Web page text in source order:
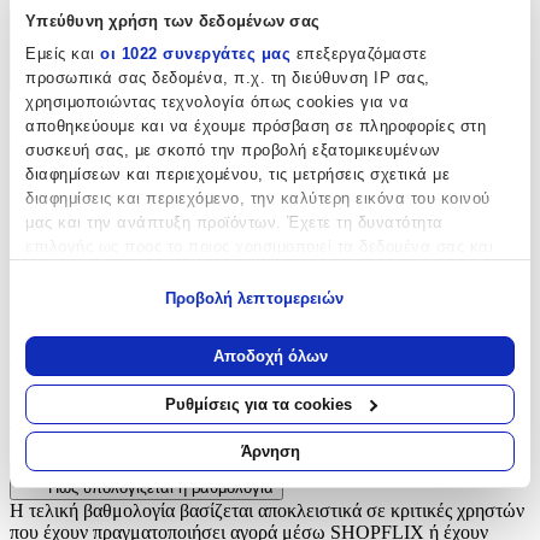
Υπεύθυνη χρήση των δεδομένων σας
Εμείς και οι 1022 συνεργάτες μας επεξεργαζόμαστε
προσωπικά σας δεδομένα, π.χ. τη διεύθυνση IP σας,
χρησιμοποιώντας τεχνολογία όπως cookies για να
αποθηκεύουμε και να έχουμε πρόσβαση σε πληροφορίες στη
συσκευή σας, με σκοπό την προβολή εξατομικευμένων
διαφημίσεων και περιεχομένου, τις μετρήσεις σχετικά με
διαφημίσεις και περιεχόμενο, την καλύτερη εικόνα του κοινού
μας και την ανάπτυξη προϊόντων. Έχετε τη δυνατότητα
Να συλλέξουμε πληροφορίες σχετικά με τη γεωγραφική
σας τοποθεσία, οι οποίες μπορεί να είναι ακριβείς σε
απόσταση μερικών μέτρων
Να αναγνωρίσουμε τη συσκευή σας σαρώνοντας ενεργά
για συγκεκριμένα χαρακτηριστικά (δακτυλικό αποτύπωμα)
Μάθετε περισσότερα σχετικά με τον τρόπο επεξεργασίας των
προσωπικών σας δεδομένων και καθορίστε τις προτιμήσεις σας
στηνενότητα “Λεπτομέρειες”. Μπορείτε να αλλάξετε ή να
Προβολή λεπτομερειών
Αποδοχή όλων
Ρυθμίσεις για τα cookies
Άρνηση
+
Χαρακτηριστικά
Είδος:
Εκσκαφέας
Κατασκευαστής:
Προς το παρόν δεν υπάρχουν άλλες αξιολογήσεις. Όταν
προστεθούν, θα εμφανιστούν εδώ.
Πώς υπολογίζεται η βαθμολογία
Η τελική βαθμολογία βασίζεται αποκλειστικά σε κριτικές χρηστών
που έχουν πραγματοποιήσει αγορά μέσω SHOPFLIX ή έχουν